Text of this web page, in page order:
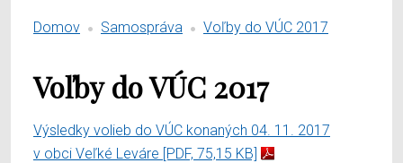
Obecný úrad
O obci
Domov Samospráva Voľby do VÚC 2017
Voľby do VÚC 2017
Výsledky volieb do VÚC konaných 04. 11. 2017
v obci Veľké Leváre [PDF, 75,15 KB]